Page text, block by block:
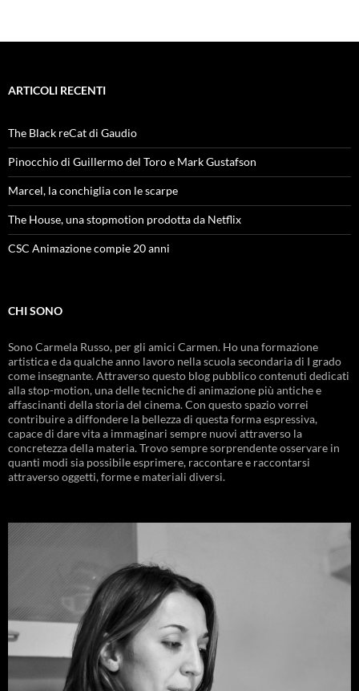
ARTICOLI RECENTI
The Black reCat di Gaudio
Pinocchio di Guillermo del Toro e Mark Gustafson
Marcel, la conchiglia con le scarpe
The House, una stopmotion prodotta da Netflix
CSC Animazione compie 20 anni
CHI SONO
Sono Carmela Russo, per gli amici Carmen. Ho una formazione
artistica e da qualche anno lavoro nella scuola secondaria di I grado
come insegnante. Attraverso questo blog pubblico contenuti dedicati
alla stop-motion, una delle tecniche di animazione più antiche e
affascinanti della storia del cinema. Con questo spazio vorrei
contribuire a diffondere la bellezza di questa forma espressiva,
capace di dare vita a immaginari sempre nuovi attraverso la
concretezza della materia. Trovo sempre sorprendente osservare in
quanti modi sia possibile esprimere, raccontare e raccontarsi
attraverso oggetti, forme e materiali diversi.